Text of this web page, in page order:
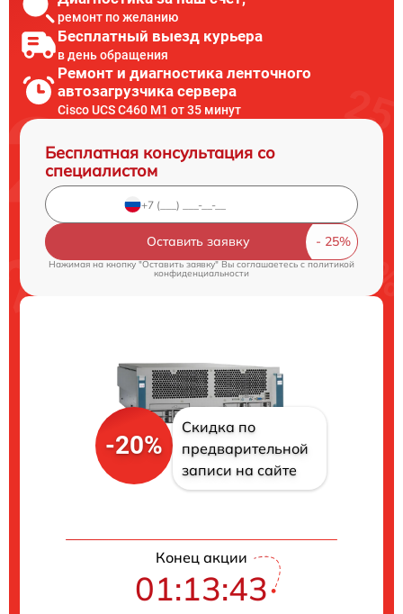
ремонт по желанию
Бесплатный выезд курьера
в день обращения
Ремонт и диагностика ленточного
автозагрузчика сервера
Cisco UCS C460 M1 от 35 минут
Бесплатная консультация со
специалистом
Оставить заявку
Нажимая на кнопку "Оставить заявку" Вы соглашаетесь cполитикой
конфиденциальности
-20%
Скидка по
предварительной
записи на сайте
Конец акции
01:13:42